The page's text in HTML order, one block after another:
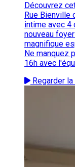
Découvrez
Rue Bienville
intime avec 4
nouveau
magnifique
Ne manquez
16h avec
Regarder